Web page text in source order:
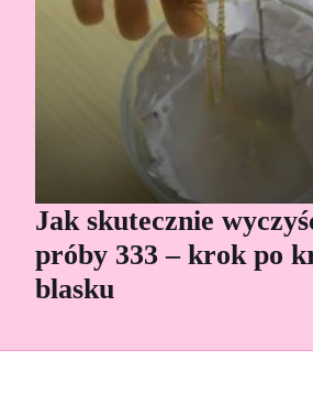
Jak skutecznie
próby 333 – krok po
blasku